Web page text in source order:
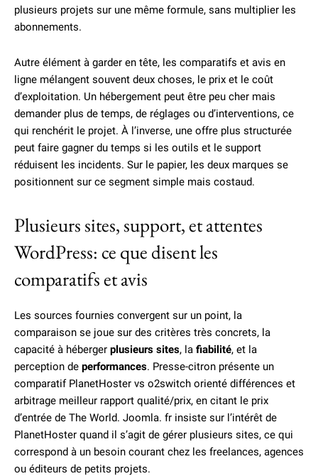
plusieurs projets sur une même formule, sans multiplier les
abonnements.
Autre élément à garder en tête, les comparatifs et avis en
ligne mélangent souvent deux choses, le prix et le coût
d’exploitation. Un hébergement peut être peu cher mais
demander plus de temps, de réglages ou d’interventions, ce
qui renchérit le projet. À l’inverse, une offre plus structurée
peut faire gagner du temps si les outils et le support
réduisent les incidents. Sur le papier, les deux marques se
positionnent sur ce segment simple mais costaud.
Plusieurs sites, support, et attentes
WordPress: ce que disent les
comparatifs et avis
Les sources fournies convergent sur un point, la
comparaison se joue sur des critères très concrets, la
capacité à héberger plusieurs sites, la fiabilité, et la
perception de performances. Presse-citron présente un
comparatif PlanetHoster vs o2switch orienté différences et
arbitrage meilleur rapport qualité/prix, en citant le prix
d’entrée de The World. Joomla. fr insiste sur l’intérêt de
PlanetHoster quand il s’agit de gérer plusieurs sites, ce qui
correspond à un besoin courant chez les freelances, agences
ou éditeurs de petits projets.